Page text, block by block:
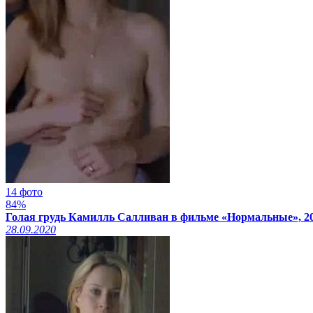
14 фото
84%
Голая грудь Камилль Салливан в фильме «Нормальные»,
28.09.2020